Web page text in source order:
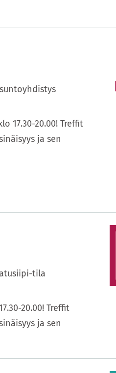
17.30-20.00! Treffit
ja sen
tila
20.00! Treffit
ja sen